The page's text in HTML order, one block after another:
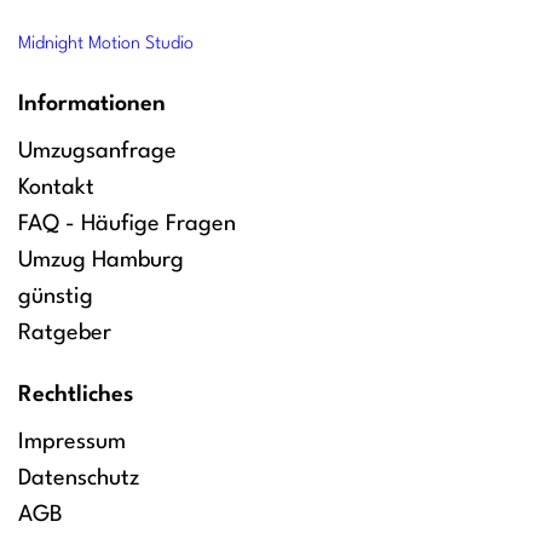
Midnight Motion Studio
Informationen
Umzugsanfrage
Kontakt
FAQ - Häufige Fragen
Umzug Hamburg
günstig
Ratgeber
Rechtliches
Impressum
Datenschutz
AGB